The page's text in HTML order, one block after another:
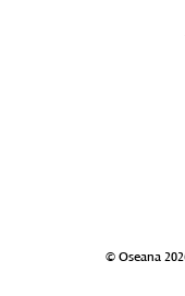
© Oseana